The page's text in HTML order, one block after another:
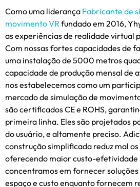
Como uma liderança Fabricante de
movimento VRfundado em 2016,
as experiências de realidade virtual
Com nossas fortes capacidades de
uma instalação de 5000 metros
capacidade de produção mensal de
nos estabelecemos como um
mercado de simulação de
são certificados CE e ROHS,
primeira linha. Eles são projetados
do usuário, e altamente preciso.
construção simplificada reduz mal
oferecendo maior custo-efetividade
concentramos em fornecer
espaço e custo enquanto fornecem